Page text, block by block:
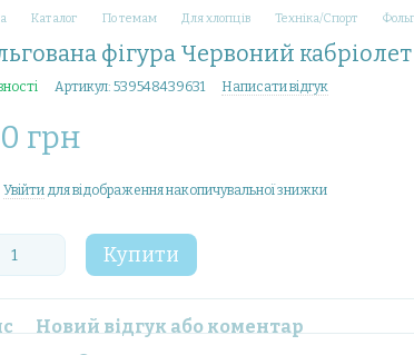
Каталог По темам Для хлопців Техніка/Спорт
фігура Червоний кабріолет
Артикул: 539548439631 Написати відгук
грн
Увійти для відображення накопичувальної знижки
Купити
Новий відгук або коментар